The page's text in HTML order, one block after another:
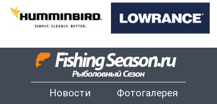
Новости
Фотогалерея